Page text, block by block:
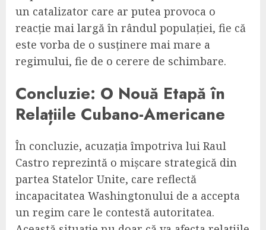
un catalizator care ar putea provoca o
reacție mai largă în rândul populației, fie că
este vorba de o susținere mai mare a
regimului, fie de o cerere de schimbare.
Concluzie: O Nouă Etapă în
Relațiile Cubano-Americane
În concluzie, acuzația împotriva lui Raul
Castro reprezintă o mișcare strategică din
partea Statelor Unite, care reflectă
incapacitatea Washingtonului de a accepta
un regim care le contestă autoritatea.